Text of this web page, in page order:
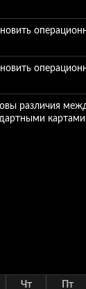
различия
Чт Пт